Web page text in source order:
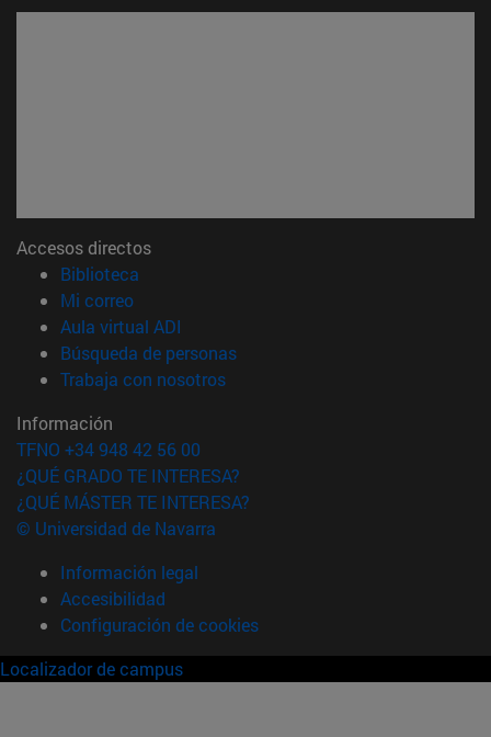
Accesos directos
Biblioteca
Mi correo(abre en nueva ventana)
Aula virtual ADI
Búsqueda de personas(abre en nueva ventana)
Trabaja con nosotros(abre en nueva ventana)
Información
TFNO +34 948 42 56 00
¿QUÉ GRADO TE INTERESA?
¿QUÉ MÁSTER TE INTERESA?
© Universidad de Navarra
Información legal
Accesibilidad
Configuración de cookies
Localizador de campus